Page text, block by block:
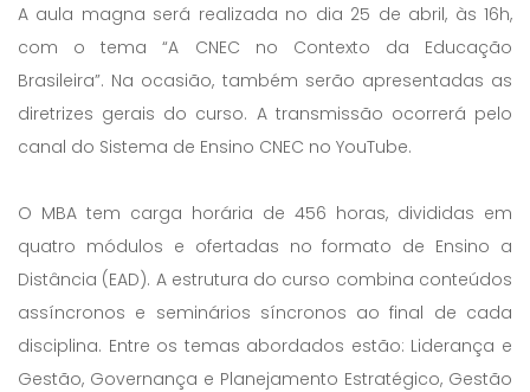
A aula magna será realizada no dia 25 de abril, às 16h,
com o tema “A CNEC no Contexto da Educação
Brasileira”. Na ocasião, também serão apresentadas as
diretrizes gerais do curso. A transmissão ocorrerá pelo
canal do Sistema de Ensino CNEC no YouTube.
O MBA tem carga horária de 456 horas, divididas em
quatro módulos e ofertadas no formato de Ensino a
Distância (EAD). A estrutura do curso combina conteúdos
assíncronos e seminários síncronos ao final de cada
disciplina. Entre os temas abordados estão: Liderança e
Gestão, Governança e Planejamento Estratégico, Gestão